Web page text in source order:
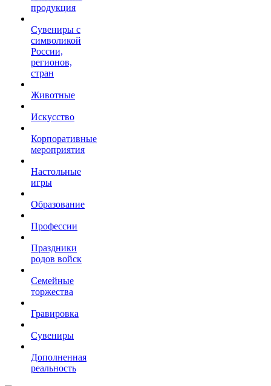
продукция
Сувениры с
символикой
России,
регионов,
стран
Животные
Искусство
Корпоративные
мероприятия
Настольные
игры
Образование
Профессии
Праздники
родов войск
Семейные
торжества
Гравировка
Сувениры
Дополненная
реальность